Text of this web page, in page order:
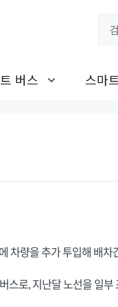
버스 스마
차량을 추가 투입해 배
로, 지난달 노선을 일부